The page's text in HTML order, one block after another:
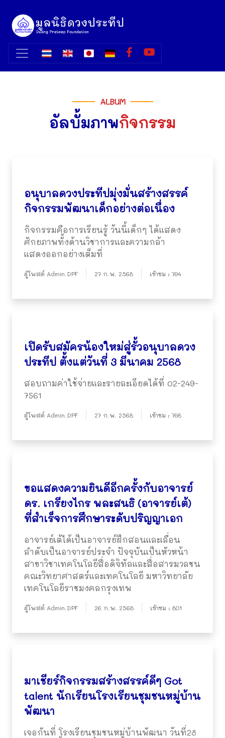
ALBUM
อัลบั้มภาพกิจกรรม
อนุบาลดวงประทีปมุ่งมั่นสร้างสรรค์
กิจกรรมพัฒนาเด็กอย่างต่อเนื่อง
กิจกรรมคือการเรียนรู้ วันนี้เด็กๆ ได้แสดง
ศักยภาพทั้งด้านวิชาการและความกล้า
แสดงออกอย่างเต็มที่
ผู้โพสต์ Admin.DPF 27 ก.พ. 2568 เข้าชม : 794
เปิดรับสมัครน้องใหม่สู่รั้วอนุบาลดวง
ประทีป ตั้งแต่วันที่ 3 มีนาคม 2568
สอบถามค่าใช้จ่ายและรายละเอียดได้ที่ 02-249-
7561
ผู้โพสต์ Admin.DPF 27 ก.พ. 2568 เข้าชม : 798
ขอแสดงความยินดีอีกครั้งกับอาจารย์
ดร. เกรียงไกร พละสนธิ (อาจารย์เต้)
ที่สำเร็จการศึกษาระดับปริญญาเอก
อาจารย์เต้ได้เป็นอาจารย์ฝึกสอนและเลื่อน
ลำดับเป็นอาจารย์ประจำ ปัจจุบันเป็นหัวหน้า
สาขาวิชาเทคโนโลยีสื่อดิจิทัลและสื่อสารมวลชน
คณะวิทยาศาสตร์และเทคโนโลยี มหาวิทยาลัย
เทคโนโลยีราชมงคลกรุงเทพ
ผู้โพสต์ Admin.DPF 26 ก.พ. 2568 เข้าชม : 801
มาเชียร์กิจกรรมสร้างสรรค์ดีๆ Got
talent นักเรียนโรงเรียนชุมชนหมู่บ้าน
พัฒนา
เจอกันที่ โรงเรียนชุมชนหมู่บ้านพัฒนา วันที่28